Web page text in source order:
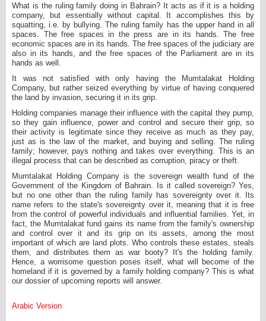
What is the ruling family doing in Bahrain? It acts as if it is a holding
company, but essentially without capital. It accomplishes this by
squatting, i.e. by bullying. The ruling family has the upper hand in all
spaces. The free spaces in the press are in its hands. The free
economic spaces are in its hands. The free spaces of the judiciary are
also in its hands, and the free spaces of the Parliament are in its
hands as well.
It was not satisfied with only having the Mumtalakat Holding
Company, but rather seized everything by virtue of having conquered
the land by invasion, securing it in its grip.
Holding companies manage their influence with the capital they pump,
so they gain influence, power and control and secure their grip, so
their activity is legitimate since they receive as much as they pay,
just as is the law of the market, and buying and selling. The ruling
family; however, pays nothing and takes over everything. This is an
illegal process that can be described as corruption, piracy or theft.
Mumtalakat Holding Company is the sovereign wealth fund of the
Government of the Kingdom of Bahrain. Is it called sovereign? Yes,
but no one other than the ruling family has sovereignty over it. Its
name refers to the state's sovereignty over it, meaning that it is free
from the control of powerful individuals and influential families. Yet, in
fact, the Mumtalakat fund gains its name from the family's ownership
and control over it and its grip on its assets, among the most
important of which are land plots. Who controls these estates, steals
them, and distributes them as war booty? It's the holding family.
Hence, a worrisome question poses itself, what will become of the
homeland if it is governed by a family holding company? This is what
our dossier of upcoming reports will answer.
Arabic Version